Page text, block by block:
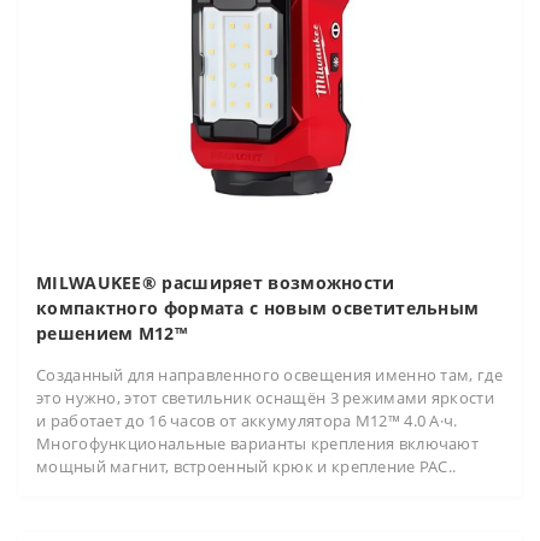
MILWAUKEE® расширяет возможности
компактного формата с новым осветительным
решением M12™
Созданный для направленного освещения именно там, где
это нужно, этот светильник оснащён 3 режимами яркости
и работает до 16 часов от аккумулятора M12™ 4.0 А·ч.
Многофункциональные варианты крепления включают
мощный магнит, встроенный крюк и крепление PAC..